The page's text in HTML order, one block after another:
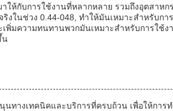
ให้กับการใช้งานที่หลากหลาย รวมถึงอุตสาหกร
ในช่วง 0.44-048, ทําให้มันเหมาะสําหรับกา
เพิ่มความทนทานพวกมันเหมาะสําหรับการใช้ง
น
ทางเทคนิคและบริการที่ครบถ้วน เพื่อให้การ